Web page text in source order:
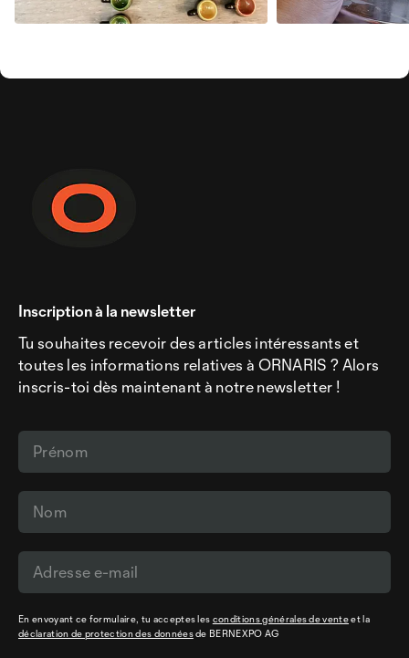
Inscription à la newsletter
Tu souhaites recevoir des articles intéressants et
toutes les informations relatives à ORNARIS ? Alors
inscris-toi dès maintenant à notre newsletter !
En envoyant ce formulaire, tu acceptes les conditions générales de venteet la
déclaration de protection des donnéesde BERNEXPO AG